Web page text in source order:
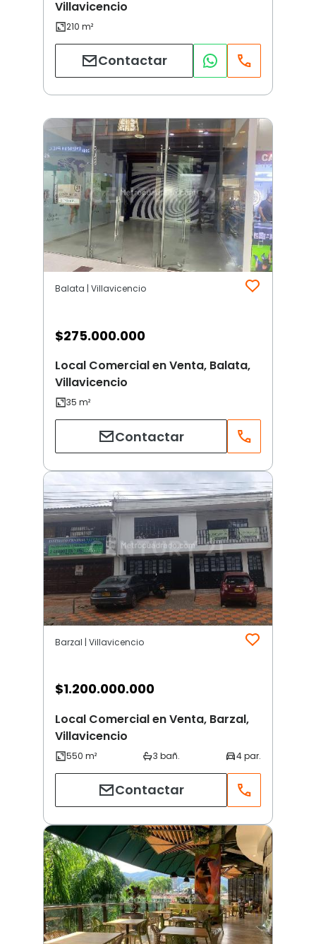
Villavicencio
Contactar
Balata | Villavicencio
$275.000.000
Local Comercial en Venta, Balata,
Villavicencio
Contactar
Barzal | Villavicencio
$1.200.000.000
Local Comercial en Venta, Barzal,
Villavicencio
Contactar